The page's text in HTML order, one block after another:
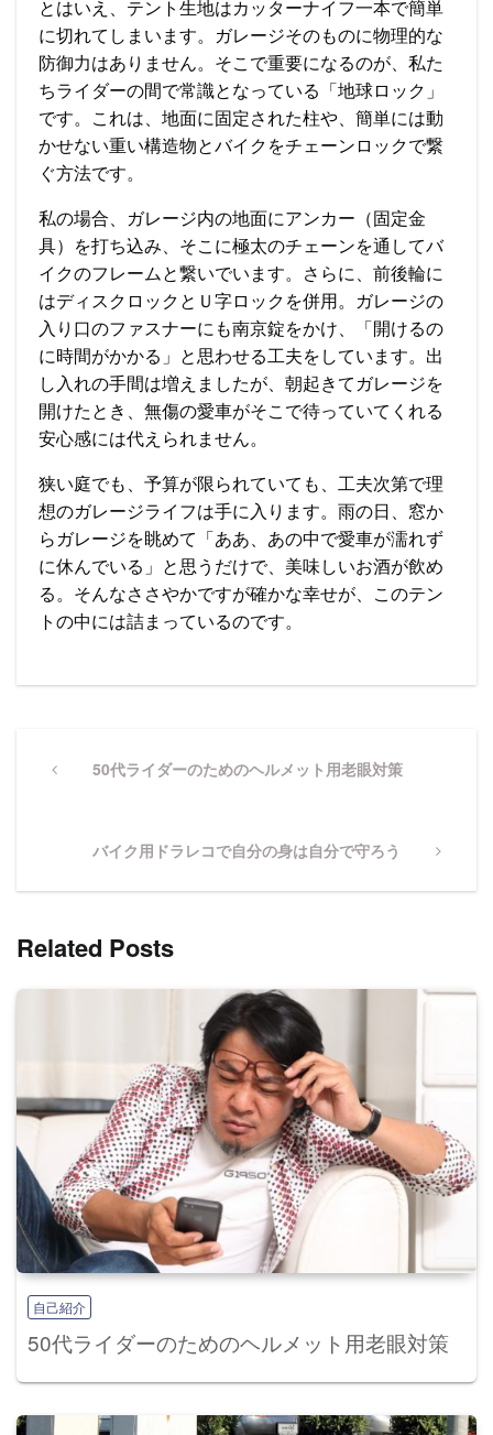
とはいえ、テント生地はカッターナイフ一本で簡単
に切れてしまいます。ガレージそのものに物理的な
防御力はありません。そこで重要になるのが、私た
ちライダーの間で常識となっている「地球ロック」
です。これは、地面に固定された柱や、簡単には動
かせない重い構造物とバイクをチェーンロックで繋
ぐ方法です。
私の場合、ガレージ内の地面にアンカー（固定金
具）を打ち込み、そこに極太のチェーンを通してバ
イクのフレームと繋いでいます。さらに、前後輪に
はディスクロックとＵ字ロックを併用。ガレージの
入り口のファスナーにも南京錠をかけ、「開けるの
に時間がかかる」と思わせる工夫をしています。出
し入れの手間は増えましたが、朝起きてガレージを
開けたとき、無傷の愛車がそこで待っていてくれる
安心感には代えられません。
狭い庭でも、予算が限られていても、工夫次第で理
想のガレージライフは手に入ります。雨の日、窓か
らガレージを眺めて「ああ、あの中で愛車が濡れず
に休んでいる」と思うだけで、美味しいお酒が飲め
る。そんなささやかですが確かな幸せが、このテン
トの中には詰まっているのです。
ー
ョ
ン
Previous50代ライダーのためのヘルメット用老眼対策
Next
バイク用ドラレコで自分の身は自分で守ろう
Related Posts
自己紹介
50代ライダーのためのヘルメット用老眼対策